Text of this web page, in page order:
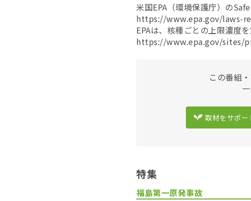
米国EPA（環境保護庁）の
https://www.epa.gov/laws-
EPAは、核種ごとの上限濃度
https://www.epa.gov/sites/
この番組
取材をサポー
特集
福島第一原発事故